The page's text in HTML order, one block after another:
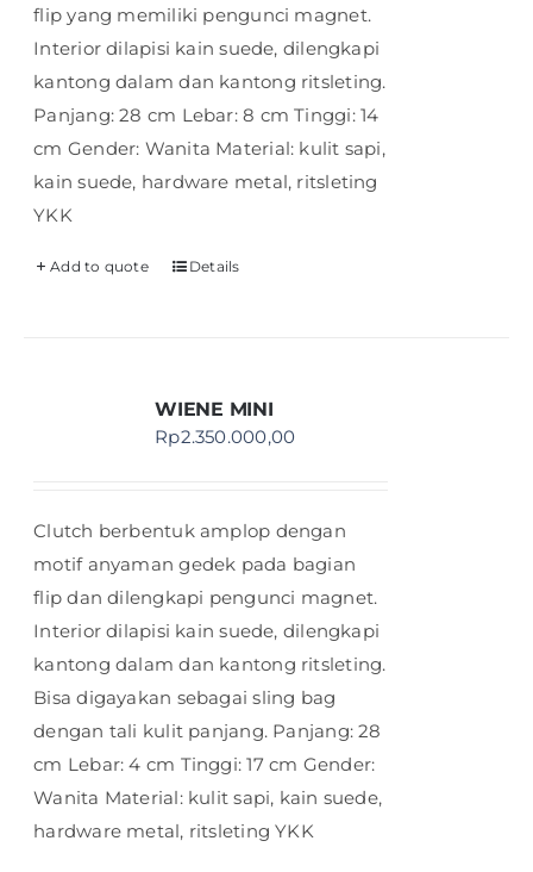
flip yang memiliki pengunci magnet.
Interior dilapisi kain suede, dilengkapi
kantong dalam dan kantong ritsleting.
Panjang: 28 cm Lebar: 8 cm Tinggi: 14
cm Gender: Wanita Material: kulit sapi,
kain suede, hardware metal, ritsleting
YKK
Add to quote Details
WIENE MINI
Rp2.350.000,00
Clutch berbentuk amplop dengan
motif anyaman gedek pada bagian
flip dan dilengkapi pengunci magnet.
Interior dilapisi kain suede, dilengkapi
kantong dalam dan kantong ritsleting.
Bisa digayakan sebagai sling bag
dengan tali kulit panjang. Panjang: 28
cm Lebar: 4 cm Tinggi: 17 cm Gender:
Wanita Material: kulit sapi, kain suede,
hardware metal, ritsleting YKK